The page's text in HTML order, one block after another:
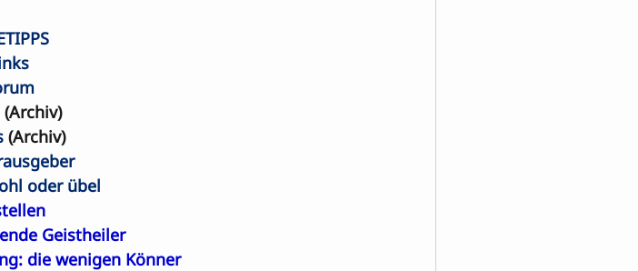
(Archiv)
(Archiv)
oder übel
Geistheiler
die wenigen Könner